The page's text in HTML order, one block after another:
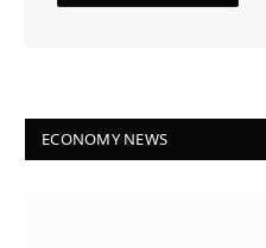
ECONOMY NEWS